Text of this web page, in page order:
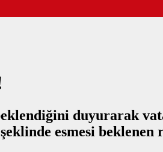
duyurarak
esmesi beklenen